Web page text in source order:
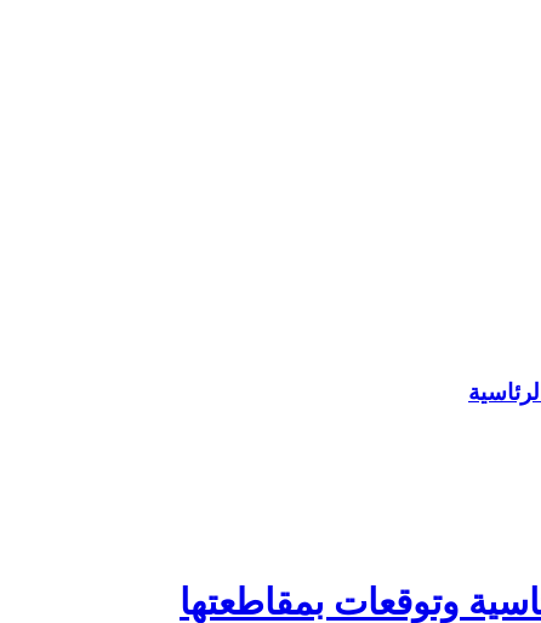
وتوقعات بمقاطعتها